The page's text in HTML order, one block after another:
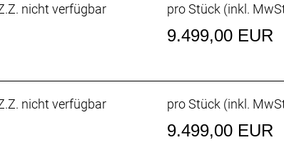
ist leichter, aerodynamischer und
Unterlenker 3 cm schmalere Oberlenker die
und Flaschenhalter wurden zusammen mit
nicht verfügbar pro Stück (inkl.
9.499,00 EUR
nicht verfügbar pro Stück (inkl.
9.499,00 EUR